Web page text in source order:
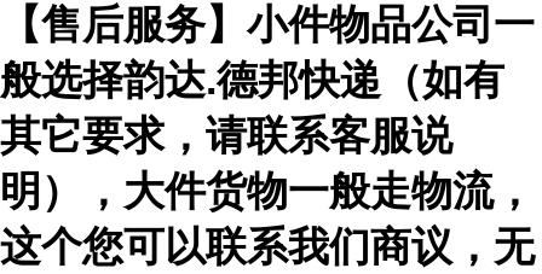
【售后服务】小件物品公司一
般选择韵达.德邦快递（如有
其它要求，请联系客服说
明），大件货物一般走物流，
这个您可以联系我们商议，无